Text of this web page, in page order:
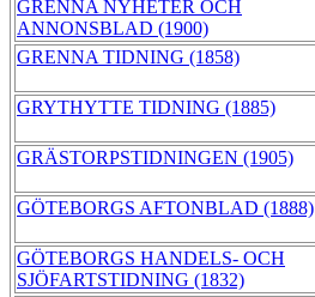
GRENNA NYHETER OCH
ANNONSBLAD (1900)
GRENNA TIDNING (1858)
GRYTHYTTE TIDNING (1885)
GRÄSTORPSTIDNINGEN (1905)
GÖTEBORGS AFTONBLAD (1888)
GÖTEBORGS HANDELS- OCH
SJÖFARTSTIDNING (1832)